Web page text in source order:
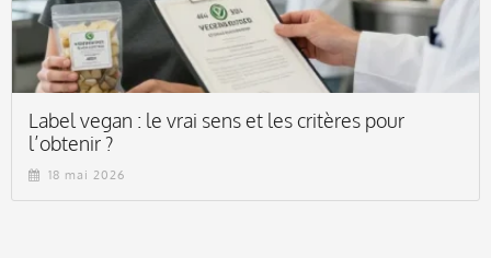
Label vegan : le vrai sens et les critères pour
l’obtenir ?
18 mai 2026